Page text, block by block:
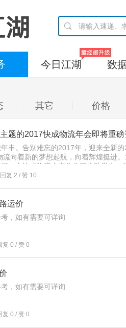
今日江湖 数
其它 价格
题的2017快成物流年会即将重
丰。告别难忘的2017年，迎来全新
向着新的梦想起航，向着辉煌挺进
，由快成物流山东分公司协助举办
赢的目标，这次年会主题选定为“跨
作自律签约仪式。届时还有行业大
物流运输行业中备受关注的问题。
。截止目前，全国分公司数量超过
会圆满成功。更多精彩请关注微信
复 2 / 赞 10
运价
，如有需要可详询
复 0 / 赞 0
，如有需要可详询
复 0 / 赞 0